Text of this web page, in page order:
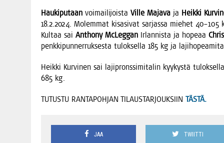
Hau­ki­pu­taan voi­mai­li­jois­ta Vil­le Maja­va ja Heik­ki
18.2.2024. Molem­mat kisa­si­vat sar­jas­sa mie­het
Kul­taa sai Ant­ho­ny McLeg­gan Irlan­nis­ta ja hope­aa
penk­ki­pun­ner­ruk­ses­ta tulok­sel­la 185 kg ja
Heik­ki Kur­vi­nen sai laji­prons­si­mi­ta­lin kyy­kys­tä
685 kg.
TUTUSTU RANTAPOHJAN TILAUSTARJOUKSIIN TÄSTÄ.
JAA TWIITTI